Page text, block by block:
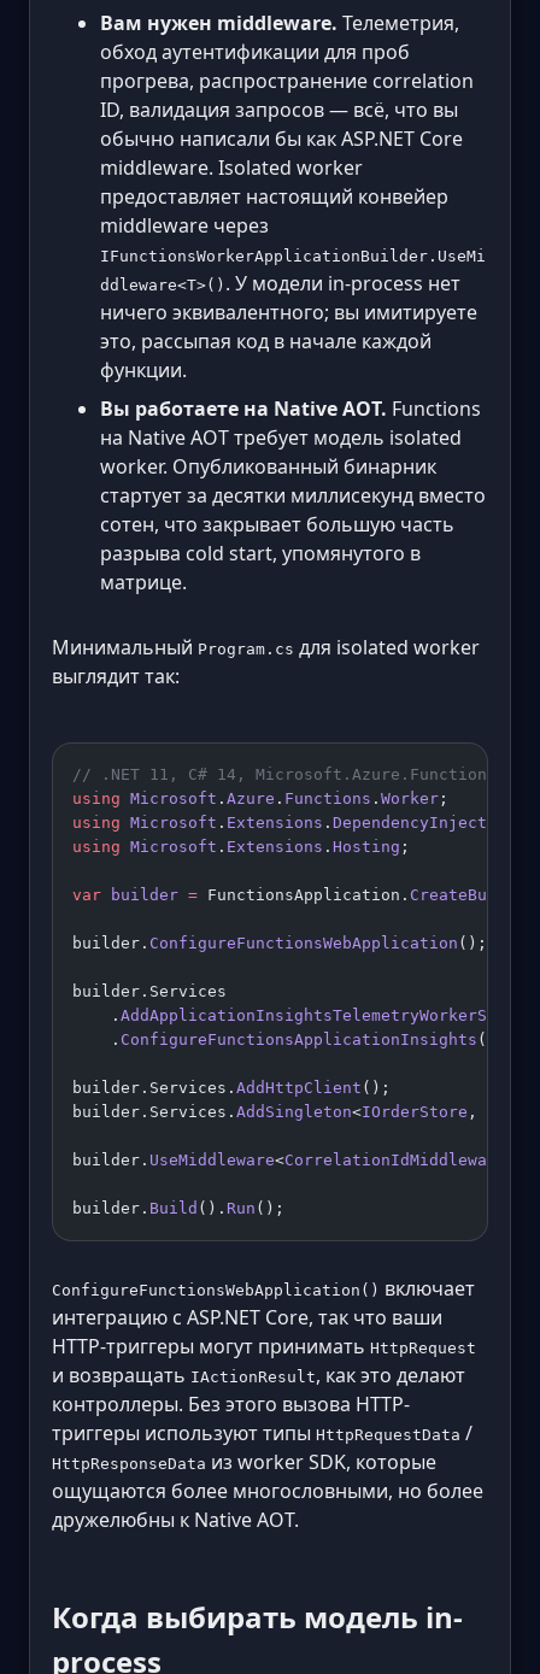
Вам нужен middleware. Телеметрия,
обход аутентификации для проб
прогрева, распространение correlation
ID, валидация запросов — всё, что вы
обычно написали бы как ASP.NET Core
middleware. Isolated worker
предоставляет настоящий конвейер
middleware через
IFunctionsWorkerApplicationBuilder.UseMi
ddleware<T>() . У модели in-process нет
ничего эквивалентного; вы имитируете
это, рассыпая код в начале каждой
функции.
Вы работаете на Native AOT. Functions
на Native AOT требует модель isolated
worker. Опубликованный бинарник
стартует за десятки миллисекунд вместо
сотен, что закрывает большую часть
разрыва cold start, упомянутого в
матрице.
Минимальный Program.cs для isolated worker
выглядит так:
// .NET 11, C# 14,
using Microsoft . Azure . Functions . Worker ;
using Microsoft . Extensions . DependencyInjection
using Microsoft . Extensions . Hosting ;
var builder = FunctionsApplication. CreateBuilder
builder. ConfigureFunctionsWebApplication ();
builder.Services
    .
    .
ConfigureFunctionsApplicationInsights ();
builder.Services. AddHttpClient ();
builder.Services. AddSingleton<IOrderStore ,
builder. UseMiddleware<CorrelationIdMiddleware
builder. Build (). Run ();
ConfigureFunctionsWebApplication() включает
интеграцию с ASP.NET Core, так что ваши
HTTP-триггеры могут принимать HttpRequest
и возвращать IActionResult, как это делают
контроллеры. Без этого вызова HTTP-
триггеры используют типы HttpRequestData /
HttpResponseData из worker SDK, которые
ощущаются более многословными, но более
дружелюбны к Native AOT.
Когда выбирать модель in-
process